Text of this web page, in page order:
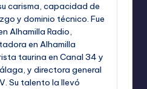
carisma, capacidad de
y dominio técnico. Fue
Alhamilla Radio,
en Alhamilla
taurina en Canal 34 y
y directora general
Su talento la llevó